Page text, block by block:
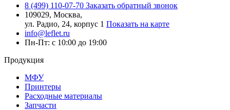
8 (499) 110-07-70 Заказать обратный звонок
109029, Москва,
ул. Радио, 24, корпус 1 Показать на карте
info@leflet.ru
Пн-Пт: с 10:00 до 19:00
Продукция
МФУ
Принтеры
Расходные материалы
Запчасти